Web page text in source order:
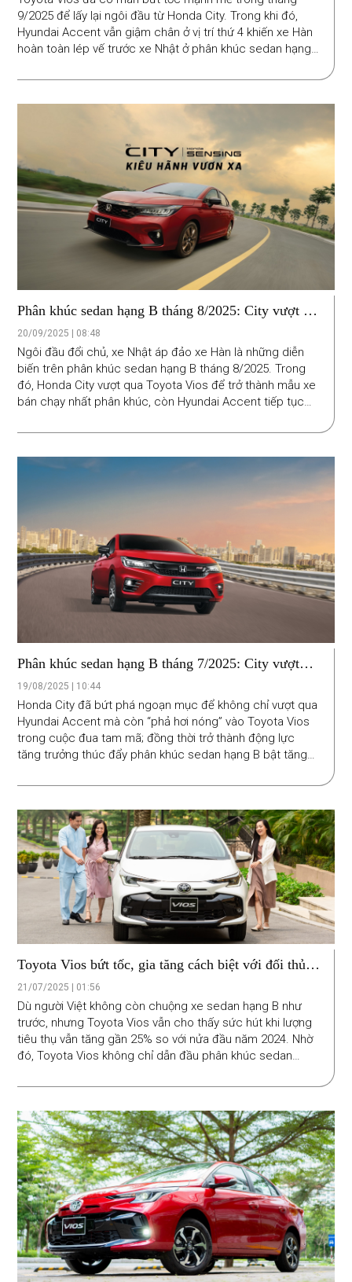
9/2025 để lấy lại ngôi đầu từ Honda City. Trong khi đó,
Hyundai Accent vẫn giậm chân ở vị trí thứ 4 khiến xe Hàn
hoàn toàn lép vế trước xe Nhật ở phân khúc sedan hạng
Phân khúc sedan hạng B tháng 8/2025: City vượt lên
dẫn đầu, Accent tụt hạng
20/09/2025 | 08:48
Ngôi đầu đổi chủ, xe Nhật áp đảo xe Hàn là những diễn
biến trên phân khúc sedan hạng B tháng 8/2025. Trong
đó, Honda City vượt qua Toyota Vios để trở thành mẫu xe
bán chạy nhất phân khúc, còn Hyundai Accent tiếp tục
Phân khúc sedan hạng B tháng 7/2025: City vượt
mặt Accent, tiệm cận Vios
19/08/2025 | 10:44
Honda City đã bứt phá ngoạn mục để không chỉ vượt qua
Hyundai Accent mà còn “phả hơi nóng” vào Toyota Vios
trong cuộc đua tam mã; đồng thời trở thành động lực
tăng trưởng thúc đẩy phân khúc sedan hạng B bật tăng
Toyota Vios bứt tốc, gia tăng cách biệt với đối thủ
trong nửa đầu năm 2025
21/07/2025 | 01:56
Dù người Việt không còn chuộng xe sedan hạng B như
trước, nhưng Toyota Vios vẫn cho thấy sức hút khi lượng
tiêu thụ vẫn tăng gần 25% so với nửa đầu năm 2024. Nhờ
đó, Toyota Vios không chỉ dẫn đầu phân khúc sedan
trong nửa đầu năm 2025.